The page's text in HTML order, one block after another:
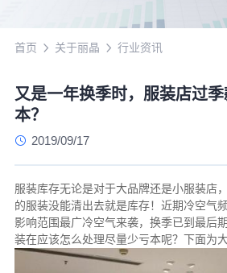
首页 关于丽晶 行业资讯
又是一年换季时，服装店过
本？
2019/09/17
服装库存无论是对于大品牌还是小服装店
的服装没能清出去就是库存！近期冷空气
影响范围最广冷空气来袭，换季已到最后
装在应该怎么处理尽量少亏本呢？下面为